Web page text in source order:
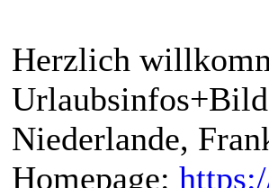
Herzlich
Niederlande,
Homepage: